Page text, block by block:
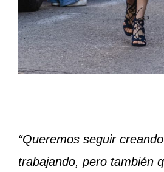
“Queremos seguir
trabajando, pero también